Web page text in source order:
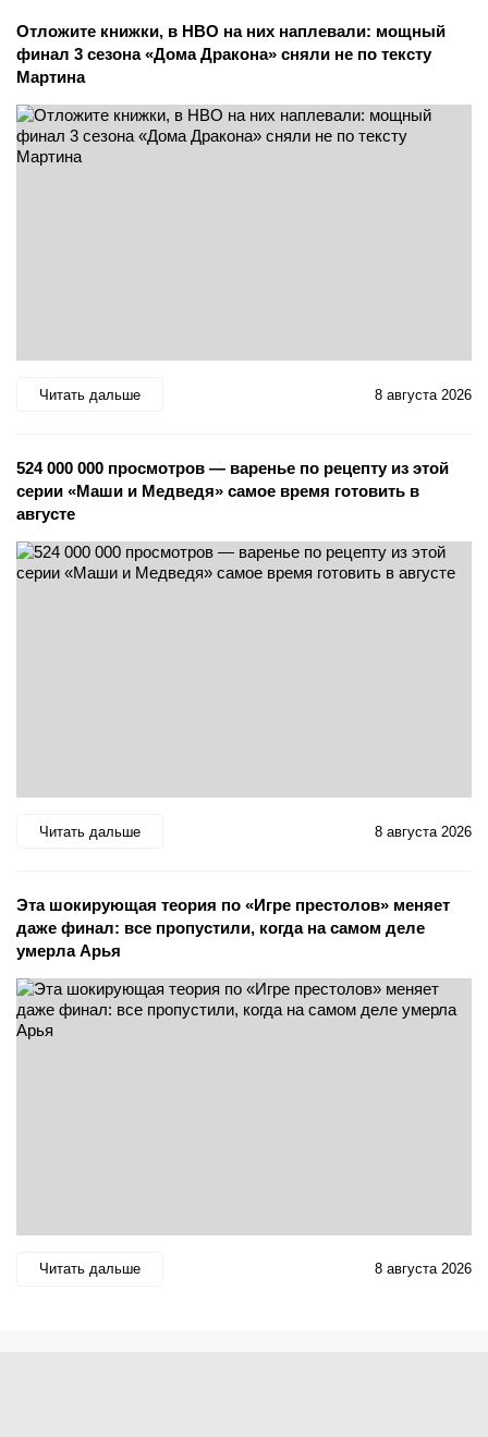
Отложите книжки, в HBO на них наплевали: мощный
финал 3 сезона «Дома Дракона» сняли не по тексту
Мартина
Читать дальше 8 августа 2026
524 000 000 просмотров — варенье по рецепту из этой
серии «Маши и Медведя» самое время готовить в
августе
Читать дальше 8 августа 2026
Эта шокирующая теория по «Игре престолов» меняет
даже финал: все пропустили, когда на самом деле
умерла Арья
Читать дальше 8 августа 2026